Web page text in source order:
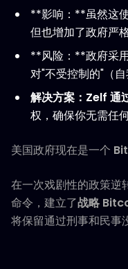
**影响：**虽然这
但也增加了政府严
**风险：**政府采
对"不受控制的"（自
解决方案： Zelf 通
权，确保你无需任
美国政府现在是一个
在一次戏剧性的政策
命令，建立了战略
将保留通过刑事和民事